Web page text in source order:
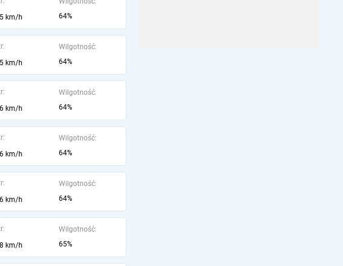
5 km/h
64%
5 km/h
Wilgotność:
64%
6 km/h
Wilgotność:
64%
6 km/h
Wilgotność:
64%
6 km/h
Wilgotność:
64%
8 km/h
Wilgotność:
65%